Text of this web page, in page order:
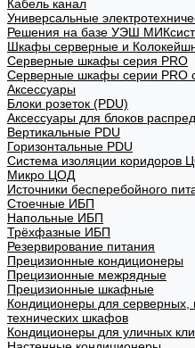
Кабель канал
Универсальные
Решения на базе УЭШ
Шкафы серверные и
Серверные шкафы серия PRO
Серверные шкафы серии PRO
Аксессуары
Блоки розеток (PDU)
Аксессуары для блоков
Вертикальные PDU
Горизонтальные PDU
Система изоляции коридоров
Микро ЦОД
Источники бесперебойного
Стоечные ИБП
Напольные ИБП
Трёхфазные ИБП
Резервирование питания
Прецизионные кондиционеры
Прецизионные межрядные
Прецизионные шкафные
Кондиционеры для
технических шкафов
Кондиционеры для уличных